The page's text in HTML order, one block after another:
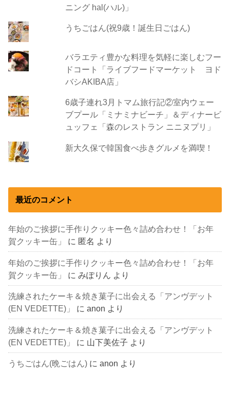
ニング hal(ハル)」
うちごはん(祝9歳！誕生日ごはん)
バラエティ豊かな料理を気軽に楽しむフー
ドコート「ライブフードマーケット ヨド
バシAKIBA店」
6歳子連れ3月トマム旅行記②室内ウェー
ブプール「ミナミナビーチ」＆ディナービ
ュッフェ「森のレストラン ニニヌプリ」
新大久保で韓国食べ歩きグルメを満喫！
最近のコメント
年始のご挨拶に手作りクッキー色々詰め合わせ！「お年
賀クッキー缶」
に 匿名 より
年始のご挨拶に手作りクッキー色々詰め合わせ！「お年
賀クッキー缶」
にみぽりん より
洗練されたケーキ＆焼き菓子に出会える「アンヴデット
(EN VEDETTE)」
にanon より
洗練されたケーキ＆焼き菓子に出会える「アンヴデット
(EN VEDETTE)」
に 山下美佐子 より
うちごはん(晩ごはん) にanon より